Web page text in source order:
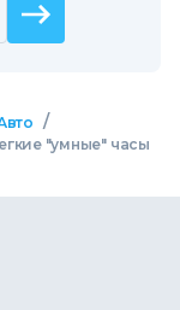
/
"умные" часы